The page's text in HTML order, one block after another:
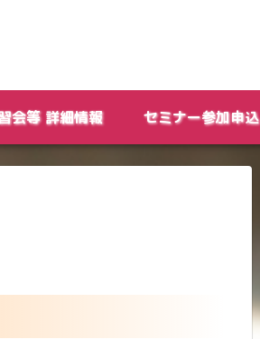
会等 詳細情報 セミナー参加申込